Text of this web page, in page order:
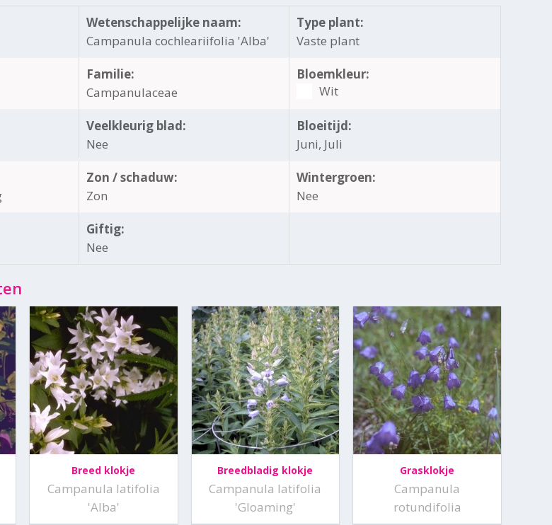
Wetenschappelijke naam:
Campanula cochleariifolia 'Alba'
Type plant:
Vaste plant
Familie:
Campanulaceae
Bloemkleur:
Wit
Veelkleurig blad:
Nee
Bloeitijd:
Juni, Juli
Zon / schaduw:
Zon
Wintergroen:
Nee
Giftig:
Nee
Breed klokje
Campanula latifolia
'Alba'
Breedbladig klokje
Campanula latifolia
'Gloaming'
Grasklokje
Campanula
rotundifolia